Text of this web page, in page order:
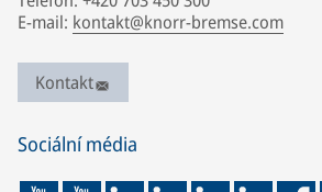
E-mail: kontakt@knorr-bremse.com
Kontakt
Sociální média